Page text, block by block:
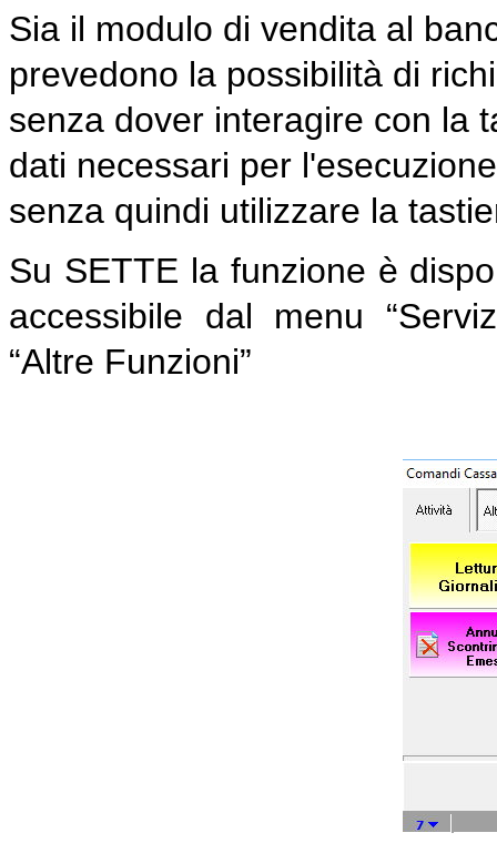
Sia il modulo di vendita al
prevedono la possibilità di
senza dover interagire con la
dati necessari per
senza quindi utilizzare la
Su SETTE la funzione è
accessibile dal menu
“Altre Funzioni”